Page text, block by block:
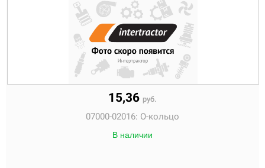
15,36 руб.
07000-02016: О-кольцо
В наличии